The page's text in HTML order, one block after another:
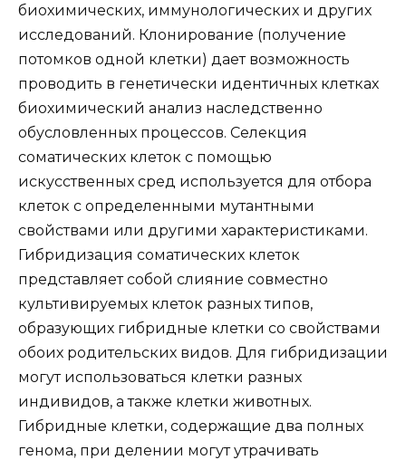
биохимических, иммунологических и других
исследований. Клонирование (получение
потомков одной клетки) дает возможность
проводить в генетически идентичных клетках
биохимический анализ наследственно
обусловленных процессов. Селекция
соматических клеток с помощью
искусственных сред используется для отбора
клеток с определенными мутантными
свойствами или другими характеристиками.
Гибридизация соматических клеток
представляет собой слияние совместно
культивируемых клеток разных типов,
образующих гибридные клетки со свойствами
обоих родительских видов. Для гибридизации
могут использоваться клетки разных
индивидов, а также клетки животных.
Гибридные клетки, содержащие два полных
генома, при делении могут утрачивать